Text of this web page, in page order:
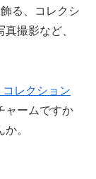
る、コレクシ
撮影など、
レクション
ャームですか
。